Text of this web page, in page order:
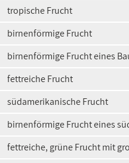
tropische Frucht
birnenförmige Frucht
birnenförmige Frucht eines
fettreiche Frucht
südamerikanische Frucht
birnenförmige Frucht eines
fettreiche, grüne Frucht mit